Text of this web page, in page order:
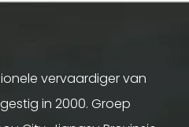
vervaardiger van
in 2000. Groep